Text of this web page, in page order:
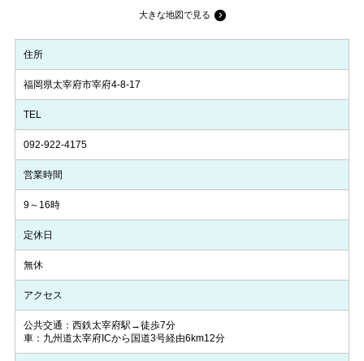
大きな地図で見る
住所
福岡県太宰府市宰府4-8-17
TEL
092-922-4175
営業時間
9～16時
定休日
無休
アクセス
公共交通：西鉄太宰府駅→徒歩7分
車：九州道太宰府ICから国道3号経由6km12分